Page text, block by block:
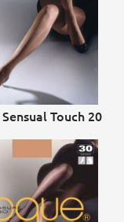
Touch 20